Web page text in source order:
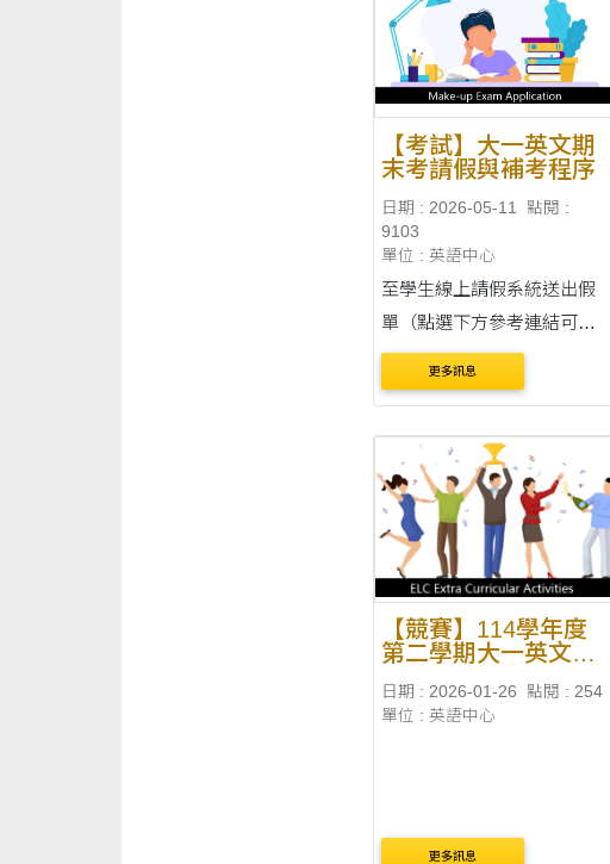
【考試】大一英文期
末考請假與補考程序
日期 : 2026-05-11
點閱 :
9103
單位 : 英語中心
至學生線上請假系統送出假
單（點選下方參考連結可查
看學生線上請假操作流
程）。 新增請假單：開始與
日（一）或 6 月 9 日
（二）。 假單內容： 是否
為....
更多訊息
【競賽】114學年度
第二學期大一英文自
賽
日期 : 2026-01-26
點閱 : 254
單位 : 英語中心
更多訊息